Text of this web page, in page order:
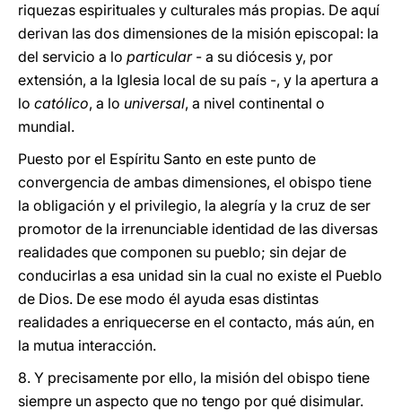
riquezas espirituales y culturales más propias. De aquí
derivan las dos dimensiones de la misión episcopal: la
del servicio a lo particular- a su diócesis y, por
extensión, a la Iglesia local de su país -, y la apertura a
lo católico, a lo universal, a nivel continental o
mundial.
Puesto por el Espíritu Santo en este punto de
convergencia de ambas dimensiones, el obispo tiene
la obligación y el privilegio, la alegría y la cruz de ser
promotor de la irrenunciable identidad de las diversas
realidades que componen su pueblo; sin dejar de
conducirlas a esa unidad sin la cual no existe el Pueblo
de Dios. De ese modo él ayuda esas distintas
realidades a enriquecerse en el contacto, más aún, en
la mutua interacción.
8. Y precisamente por ello, la misión del obispo tiene
siempre un aspecto que no tengo por qué disimular.